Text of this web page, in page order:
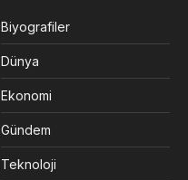
Biyografiler
Dünya
Ekonomi
Gündem
Teknoloji